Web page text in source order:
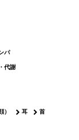
パ
代謝
） 耳 首